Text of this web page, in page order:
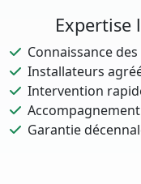
Expertise
Connaissance
Installateurs
Intervention
Garantie